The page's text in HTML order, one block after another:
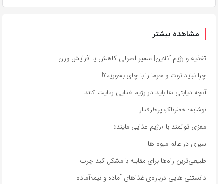
مشاهده بیشتر
تغذیه و رژیم آنلاین| مسیر اصولی کاهش یا افزایش وزن
چرا نباید توت و خرما را با چای بخوریم؟!
آنچه دیابتی ها باید در رژیم غذایی رعایت کنند
نوشابه؛ خطرناکِ پرطرفدار
مغزی توانمند با «رژیم غذایی مایند»
سیری در عالم میوه‌ ها
طبیعی‌ترین راه‌ها برای مقابله با مشکل کبد چرب
دانستنی هایی درباره‌ی غذاهای آماده و نیمه‌آماده